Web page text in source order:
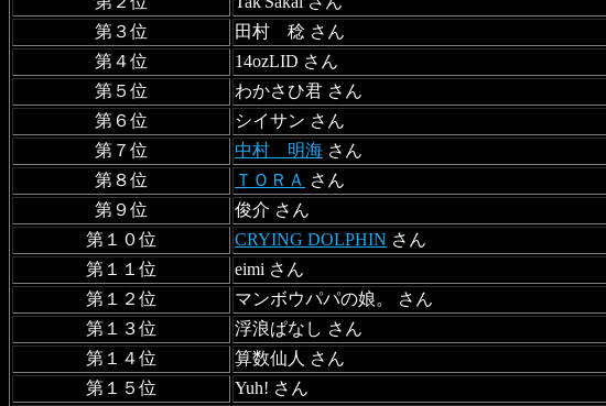
第３位
田村 稔 さん
第４位
14ozLID さん
第５位
わかさひ君 さん
第６位
シイサン さん
第７位
中村 明海 さん
第８位
ＴＯＲＡ さん
第９位
俊介 さん
第１０位
CRYING DOLPHIN さん
第１１位
eimi さん
第１２位
マンボウパパの娘。 さん
第１３位
浮浪ぱなし さん
第１４位
算数仙人 さん
第１５位
Yuh! さん